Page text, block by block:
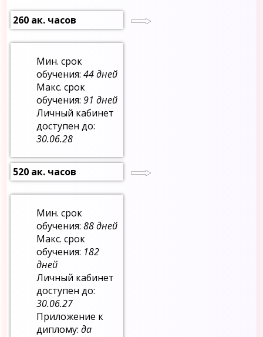
260 ак. часов
Мин. срок
обучения:44 дней
Макс. срок
обучения:91 дней
Личный кабинет
доступен до:
30.06.28
520 ак. часов
Мин. срок
обучения:88 дней
Макс. срок
обучения: 182
дней
Личный кабинет
доступен до:
30.06.27
Приложение к
диплому:да